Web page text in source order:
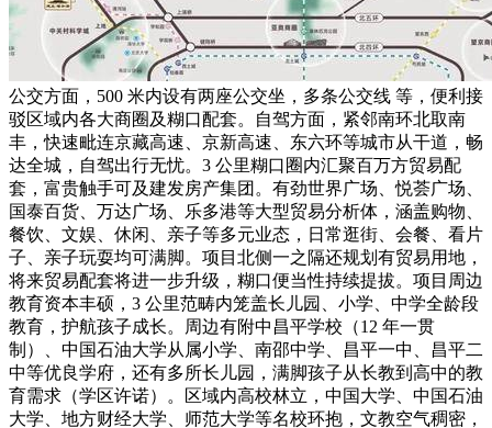
公交方面，500 米内设有两座公交坐，多条公交线 等，便利接
驳区域内各大商圈及糊口配套。自驾方面，紧邻南环北取南
丰，快速毗连京藏高速、京新高速、东六环等城市从干道，畅
达全城，自驾出行无忧。3 公里糊口圈内汇聚百万方贸易配
套，富贵触手可及建发房产集团。有劲世界广场、悦荟广场、
国泰百货、万达广场、乐多港等大型贸易分析体，涵盖购物、
餐饮、文娱、休闲、亲子等多元业态，日常逛街、会餐、看片
子、亲子玩耍均可满脚。项目北侧一之隔还规划有贸易用地，
将来贸易配套将进一步升级，糊口便当性持续提拔。项目周边
教育资本丰硕，3 公里范畴内笼盖长儿园、小学、中学全龄段
教育，护航孩子成长。周边有附中昌平学校（12 年一贯
制）、中国石油大学从属小学、南邵中学、昌平一中、昌平二
中等优良学府，还有多所长儿园，满脚孩子从长教到高中的教
育需求（学区许诺）。区域内高校林立，中国大学、中国石油
大学、地方财经大学、师范大学等名校环抱，文教空气稠密，